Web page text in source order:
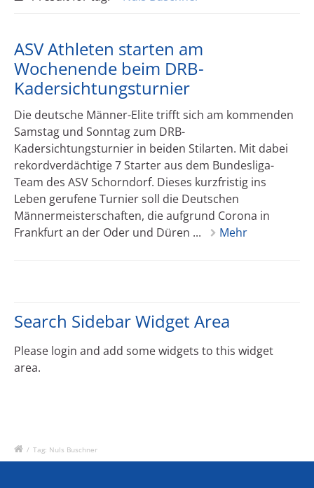
ASV Athleten starten am
Wochenende beim DRB-
Kadersichtungsturnier
Die deutsche Männer-Elite trifft sich am kommenden
Samstag und Sonntag zum DRB-
Kadersichtungsturnier in beiden Stilarten. Mit dabei
rekordverdächtige 7 Starter aus dem Bundesliga-
Team des ASV Schorndorf. Dieses kurzfristig ins
Leben gerufene Turnier soll die Deutschen
Männermeisterschaften, die aufgrund Corona in
Frankfurt an der Oder und Düren ...
Mehr
Search Sidebar Widget Area
Please login and add some widgets to this widget
area.
/ Tag: Nuls Buschner